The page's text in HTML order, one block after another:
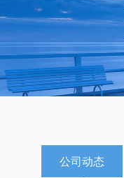
公司动态